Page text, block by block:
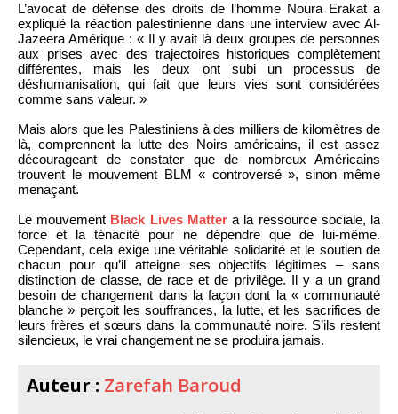
L’avocat de défense des droits de l’homme Noura Erakat a
expliqué la réaction palestinienne dans une interview avec Al-
Jazeera Amérique : « Il y avait là deux groupes de personnes
aux prises avec des trajectoires historiques complètement
différentes, mais les deux ont subi un processus de
déshumanisation, qui fait que leurs vies sont considérées
comme sans valeur. »
Mais alors que les Palestiniens à des milliers de kilomètres de
là, comprennent la lutte des Noirs américains, il est assez
décourageant de constater que de nombreux Américains
trouvent le mouvement BLM « controversé », sinon même
menaçant.
Le mouvement Black Lives Mattera la ressource sociale, la
force et la ténacité pour ne dépendre que de lui-même.
Cependant, cela exige une véritable solidarité et le soutien de
chacun pour qu’il atteigne ses objectifs légitimes – sans
distinction de classe, de race et de privilège. Il y a un grand
besoin de changement dans la façon dont la « communauté
blanche » perçoit les souffrances, la lutte, et les sacrifices de
leurs frères et sœurs dans la communauté noire. S’ils restent
silencieux, le vrai changement ne se produira jamais.
Auteur : Zarefah Baroud